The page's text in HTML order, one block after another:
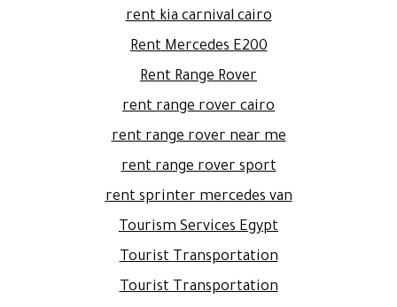
rent kia carnival cairo
Rent Mercedes E200
Rent Range Rover
rent range rover cairo
rent range rover near me
rent range rover sport
rent sprinter mercedes van
Tourism Services Egypt
Tourist Transportation
Tourist Transportation